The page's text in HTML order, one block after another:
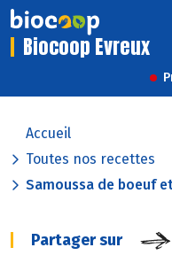
Biocoop Evreux
Accueil
Toutes nos recettes
Samoussa de boeuf
Partager sur